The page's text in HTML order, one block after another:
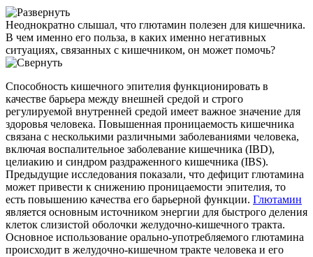
Неоднократно слышал, что глютамин полезен для кишечника.
В чем именно его польза, в каких именно негативных
ситуациях, связанных с кишечником, он может помочь?
Способность кишечного эпителия функционировать в
качестве барьера между внешней средой и строго
регулируемой внутренней средой имеет важное значение для
здоровья человека. Повышенная проницаемость кишечника
связана с несколькими различными заболеваниями человека,
включая воспалительное заболевание кишечника (IBD),
целиакию и синдром раздраженного кишечника (IBS).
Предыдущие исследования показали, что дефицит глютамина
может привести к снижению проницаемости эпителия, то
есть повышению качества его барьерной функции. Глютамин
является основным источником энергии для быстрого деления
клеток слизистой оболочки желудочно-кишечного тракта.
Основное использование орально-употребляемого глютамина
происходит в желудочно-кишечном тракте человека и его